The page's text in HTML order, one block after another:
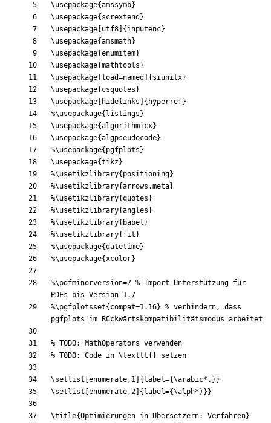
\usepackage{amssymb}
\usepackage{ scrextend }
\usepackage [utf8] { inputenc}
\usepackage{amsmath}
\usepackage{enumitem}
\usepackage{mathtools }
\usepackage [load=named] { siunitx}
\usepackage{ csquotes }
\usepackage [hidelinks] { hyperref}
\usepackage{algorithmicx}
\usepackage{algpseudocode}
\usepackage{tikz}
%\pdfminorversion=7 % Import-Unterstützung für
%\pgfplotsset{compat=1.16} % verhindern, dass
\setlist [enumerate,1] { label={\arabic* . } }
\setlist [enumerate,2] { label={\alph* ) } }
\title{Optimierungen in Übersetzern: Verfahren}